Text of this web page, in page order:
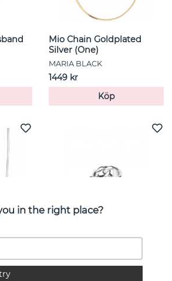
Mio Chain Goldplated
Silver (One)
MARIA BLACK
1449 kr
Köp
Efva Attling
in the right place?